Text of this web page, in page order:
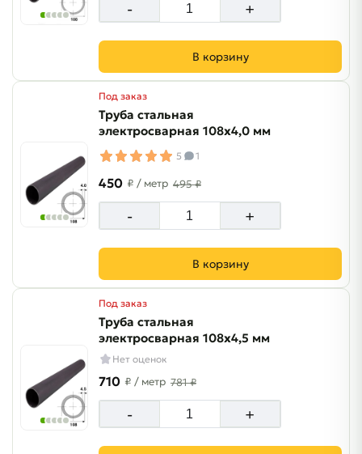
- +
В корзину
Под заказ
Труба стальная
электросварная 108х4,0 мм
5 1
450 ₽ / метр 495 ₽
- +
В корзину
Под заказ
Труба стальная
электросварная 108х4,5 мм
Нет оценок
710 ₽ / метр 781 ₽
- +